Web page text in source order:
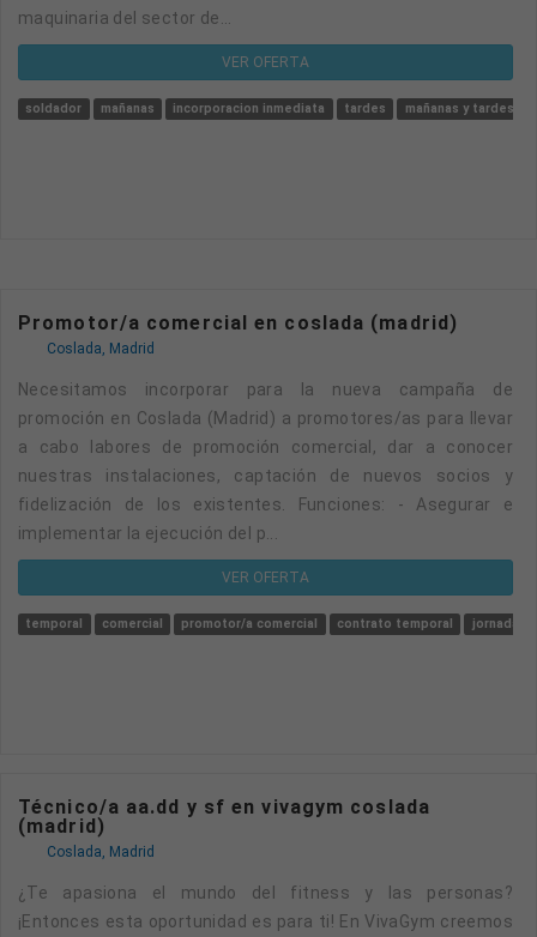
maquinaria del sector de...
VER OFERTA
soldador mañanas incorporacion inmediata tardes mañanas y tardes
Promotor/a comercial en coslada (madrid)
Coslada, Madrid
Necesitamos incorporar para la nueva campaña de
promoción en Coslada (Madrid) a promotores/as para llevar
a cabo labores de promoción comercial, dar a conocer
nuestras instalaciones, captación de nuevos socios y
fidelización de los existentes. Funciones: - Asegurar e
implementar la ejecución del p...
VER OFERTA
temporal comercial promotor/a comercial contrato temporal jornada
Técnico/a aa.dd y sf en vivagym coslada
(madrid)
Coslada, Madrid
¿Te apasiona el mundo del fitness y las personas?
¡Entonces esta oportunidad es para ti! En VivaGym creemos